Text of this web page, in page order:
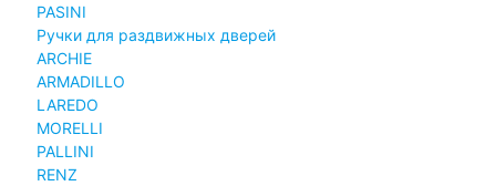
PASINI
Ручки для раздвижных дверей
ARCHIE
ARMADILLO
LAREDO
MORELLI
PALLINI
RENZ